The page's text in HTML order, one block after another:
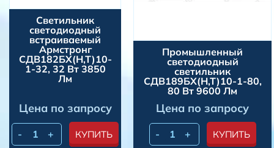
Светильник
светодиодный
встраиваемый
Армстронг
СДВ182БХ(Н,Т)10-
1-32, 32 Вт 3850
Лм
Цена по запросу
- + КУПИТЬ
Промышленный
светодиодный
светильник
СДВ189БХ(Н,Т)10-1-80,
80 Вт 9600 Лм
Цена по запросу
- + КУПИТЬ